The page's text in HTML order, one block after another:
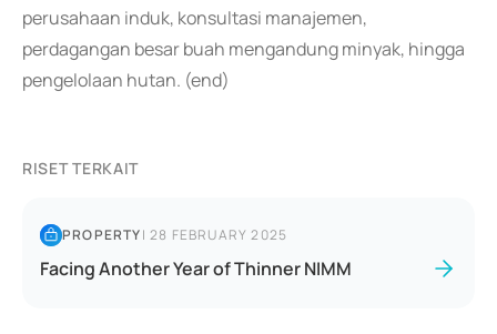
perusahaan induk, konsultasi manajemen,
perdagangan besar buah mengandung minyak, hingga
pengelolaan hutan. (end)
RISET TERKAIT
PROPERTY|28 FEBRUARY 2025
Facing Another Year of Thinner NIMM